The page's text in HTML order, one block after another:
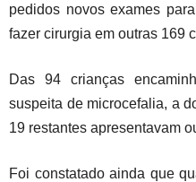
pedidos novos exames
fazer cirurgia em outras 169
Das 94 crianças
suspeita de microcefalia, a
19 restantes apresentavam
Foi constatado ainda que